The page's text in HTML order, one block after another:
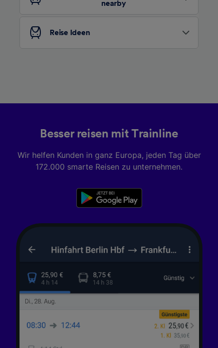
nearby
Reise Ideen
Besser reisen mit Trainline
Wir helfen Kunden in ganz Europa, jeden Tag über
172.000 smarte Reisen zu unternehmen.
Liste der Partner (Lieferanten)